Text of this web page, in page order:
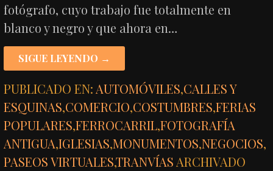
fotógrafo, cuyo trabajo fue totalmente en
blanco y negro y que ahora en…
SIGUE LEYENDO →
PUBLICADO EN: AUTOMÓVILES,CALLES Y
ESQUINAS,COMERCIO,COSTUMBRES,FERIAS
POPULARES,FERROCARRIL,FOTOGRAFÍA
ANTIGUA,IGLESIAS,MONUMENTOS,NEGOCIOS,
PASEOS VIRTUALES,TRANVÍAS ARCHIVADO